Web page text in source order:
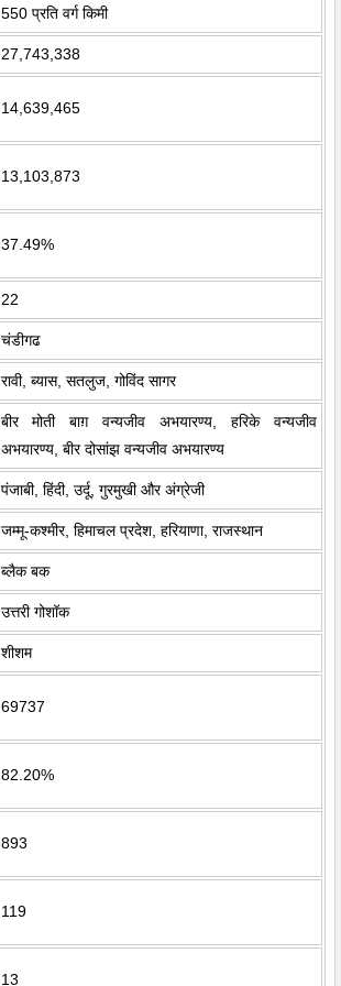
550 प्रति वर्ग किमी
27,743,338
14,639,465
13,103,873
37.49%
22
चंडीगढ
रावी, ब्यास, सतलुज, गोविंद सागर
बीर मोती बाग़ वन्यजीव अभयारण्य, हरिके वन्यजीव
अभयारण्य, बीर दोसांझ वन्यजीव अभयारण्य
पंजाबी, हिंदी, उर्दू, गुरमुखी और अंग्रेजी
जम्मू-कश्मीर, हिमाचल प्रदेश, हरियाणा, राजस्थान
ब्लैक बक
उत्तरी गोशॉक
शीशम
69737
82.20%
893
119
13